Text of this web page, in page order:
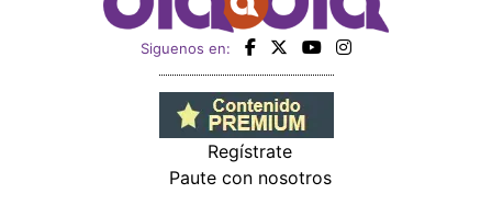
Siguenos en:
Regístrate
Paute con nosotros